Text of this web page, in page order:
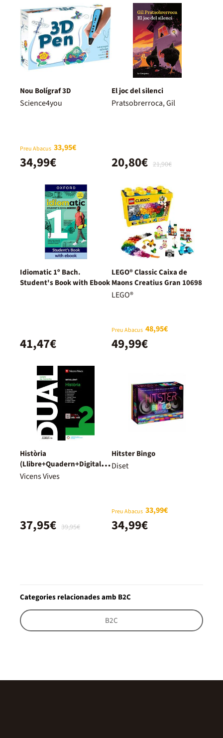
Nou Bolígraf 3D
Science4you
Preu Abacus 33,95€
34,99€
El joc del silenci
Pratsobrerroca, Gil
21,90€
20,80€
Idiomatic 1º Bach.
Student's Book with Ebook
41,47€
LEGO® Classic Caixa de
Maons Creatius Gran 10698
LEGO®
Preu Abacus 48,95€
49,99€
Història
(Llibre+Quadern+Digital)
Dual
Vicens Vives
39,95€
37,95€
Hitster Bingo
Diset
Preu Abacus 33,99€
34,99€
Categories relacionades amb B2C
B2C